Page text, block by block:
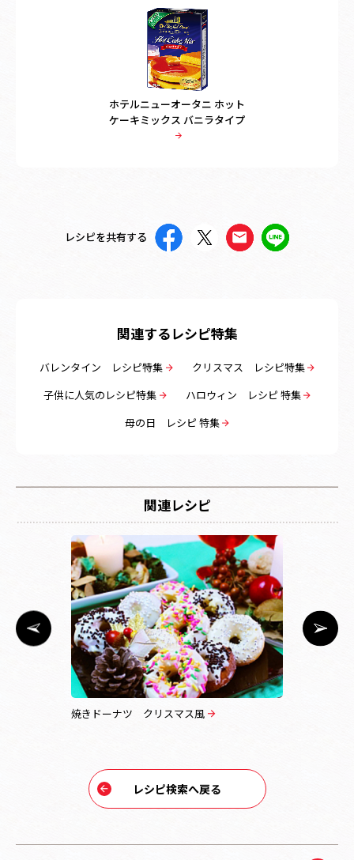
ホテルニューオータニ ホット
ケーキミックス バニラタイプ
レシピを共有する
関連するレシピ特集
バレンタイン レシピ特集
クリスマス レシピ特集
子供に人気のレシピ特集
ハロウィン レシピ 特集
母の日 レシピ 特集
関連レシピ
焼きドーナツ クリスマス風
レシピ検索へ戻る